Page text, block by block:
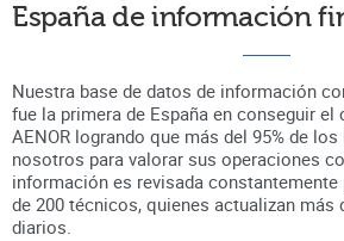
España de información
Nuestra base de datos de información
fue la primera de España en conseguir
AENOR logrando que más del 95% de
nosotros para valorar sus operaciones
información es revisada constantemente
de 200 técnicos, quienes actualizan más
diarios.